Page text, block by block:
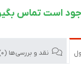
است تماس
نقد و بررسی‌ها (0)